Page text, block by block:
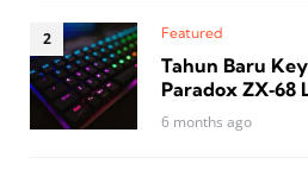
Featured
Tahun Baru
Paradox ZX‑68
6 months ago